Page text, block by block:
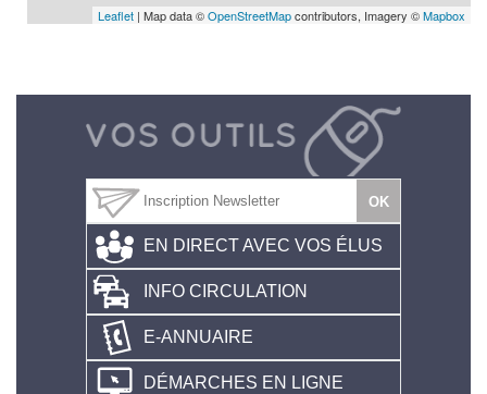
Leaflet | Map data ©OpenStreetMapcontributors, Imagery ©Mapbox
EN DIRECT AVEC VOS ÉLUS
INFO CIRCULATION
E-ANNUAIRE
DÉMARCHES EN LIGNE